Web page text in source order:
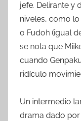
jefe. Delirante y
niveles, como
o Fudoh (igual
se nota que
cuando
ridículo
Un intermedio
drama dado por